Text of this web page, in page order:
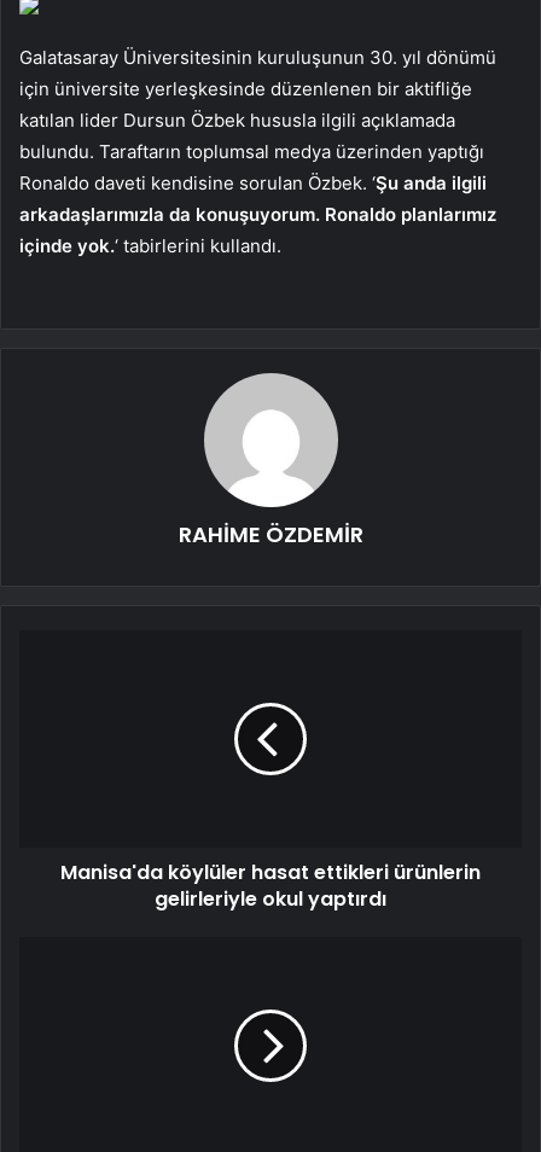
Galatasaray Üniversitesinin kuruluşunun 30. yıl dönümü
için üniversite yerleşkesinde düzenlenen bir aktifliğe
katılan lider Dursun Özbek hususla ilgili açıklamada
bulundu. Taraftarın toplumsal medya üzerinden yaptığı
Ronaldo daveti kendisine sorulan Özbek. ‘Şu anda ilgili
arkadaşlarımızla da konuşuyorum. Ronaldo planlarımız
içinde yok.‘ tabirlerini kullandı.
RAHİME ÖZDEMİR
Manisa'da köylüler hasat ettikleri ürünlerin
gelirleriyle okul yaptırdı